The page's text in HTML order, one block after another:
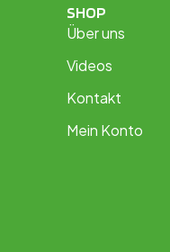
SHOP
Über uns
Videos
Kontakt
Mein Konto